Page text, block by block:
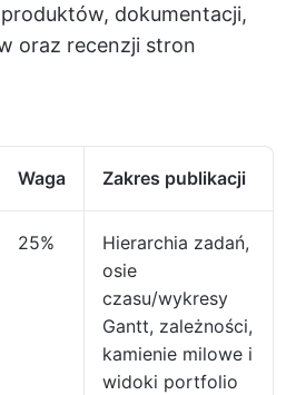
dokumentacji,
oraz recenzji stron
Waga Zakres publikacji
25%
Hierarchia zadań,
osie
czasu/wykresy
Gantt, zależności,
kamienie milowe i
widoki portfolio